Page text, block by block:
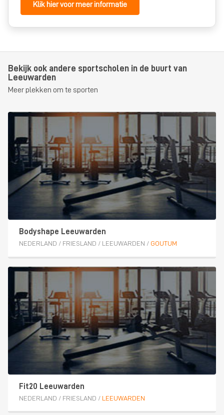
Klik hier voor meer informatie
Bekijk ook andere sportscholen in de buurt van
Leeuwarden
Meer plekken om te sporten
Bodyshape Leeuwarden
NEDERLAND / FRIESLAND / LEEUWARDEN / GOUTUM
Fit20 Leeuwarden
NEDERLAND / FRIESLAND / LEEUWARDEN